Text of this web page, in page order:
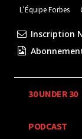
L’Équipe Forbes
Inscription
30 UNDER 30
PODCAST